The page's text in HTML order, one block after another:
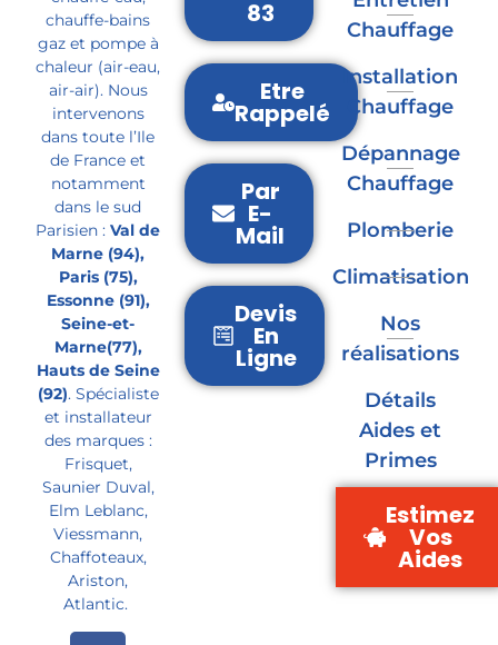
chauffe-bains
gaz et pompe à
chaleur (air-eau,
air-air). Nous
intervenons
dans toute l’Ile
de France et
notamment
dans le sud
Parisien : Val de
Marne (94),
Paris (75),
Essonne (91),
Seine-et-
Marne(77),
Hauts de Seine
(92). Spécialiste
et installateur
des marques :
Frisquet,
Saunier Duval,
Elm Leblanc,
Viessmann,
Chaffoteaux,
Ariston,
Atlantic.
83
Etre
Rappelé
Par
E-
Mail
Devis
En
Ligne
Chauffage
Installation
Chauffage
Dépannage
Chauffage
Plomberie
Climatisation
Nos
réalisations
Détails
Aides et
Primes
Estimez
Vos
Aides